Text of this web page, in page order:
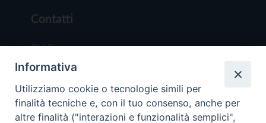
Contatti
Chi Siamo
Redazione
Scrivici
Informativa
Utilizziamo cookie o tecnologie simili per
finalità tecniche e, con il tuo consenso, anche per
altre finalità ("interazioni e funzionalità semplici",